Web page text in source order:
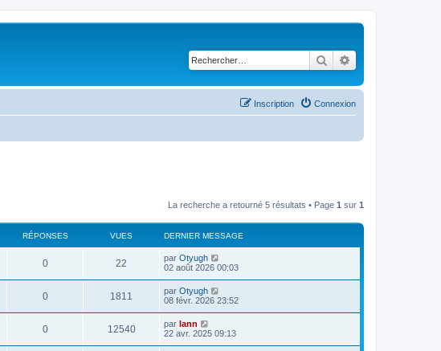
Rechercher
Connexion
Inscription
La recherche a retourné 5 résultats • Page 1 sur 1
RÉPONSES VUES DERNIER MESSAGE
0 22 par Otyugh
02 août 2026 00:03
0 1811 par Otyugh
08 févr. 2026 23:52
0 12540 par lann
22 avr. 2025 09:13